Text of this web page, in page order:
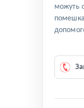
можуть